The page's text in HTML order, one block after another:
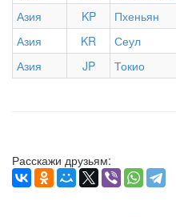
Азия
KP Пхеньян
Азия
KR Сеул
Азия
JP Токио
Расскажи друзьям: